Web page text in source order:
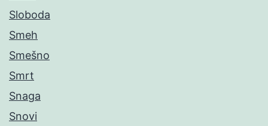
Sloboda
Smeh
Smešno
Smrt
Snaga
Snovi